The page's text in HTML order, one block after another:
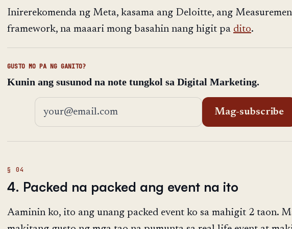
Inirerekomenda ng Meta, kasama ang Deloitte, ang
framework, na maaari mong basahin nang higit pa dito.
GUSTO MO PA NG GANITO?
Kunin ang susunod na note tungkol sa Digital Marketing.
Email address
Mag-subscribe
4. Packed na packed ang event na ito
Aaminin ko, ito ang unang packed event ko sa mahigit 2 taon.